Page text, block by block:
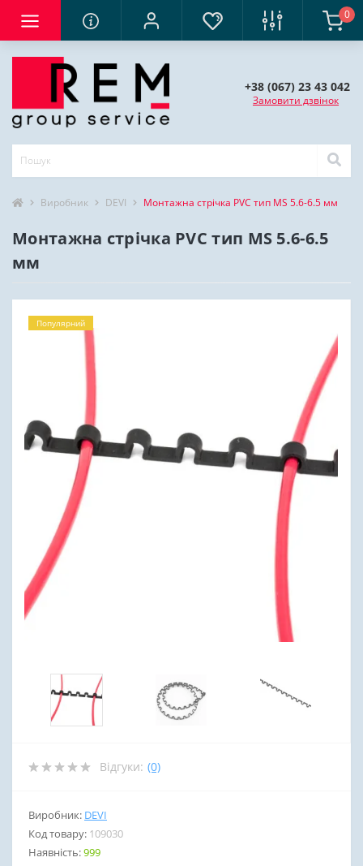
0
+38 (067) 23 43 042
Замовити дзвінок
Виробник DEVI Монтажна стрічка PVC тип MS 5.6-6.5 мм
Монтажна стрічка PVC тип MS 5.6-6.5
мм
Популярний
Відгуки: (0)
Виробник: DEVI
Код товару: 109030
Наявність:999